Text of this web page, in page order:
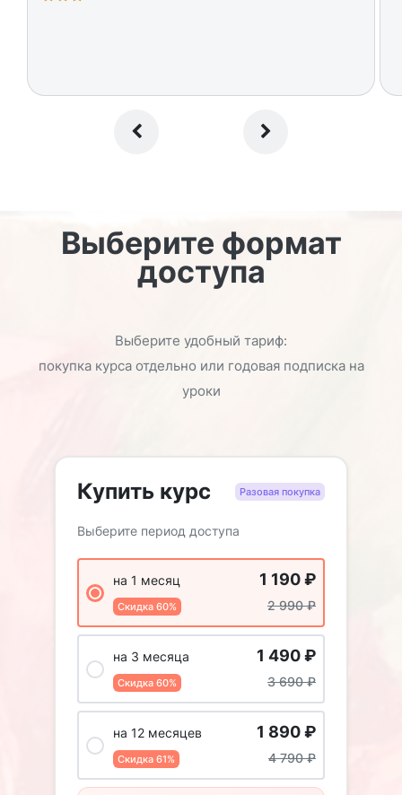
Выберите формат
доступа
Выберите удобный тариф:
покупка курса отдельно или годовая подписка на
уроки
Купить курс Разовая покупка
Выберите период доступа
на 1 месяц
Скидка 60%
1 190₽
2 990₽
на 3 месяца
Скидка 60%
1 490₽
3 690₽
на 12 месяцев
Скидка 61%
1 890₽
4 790₽